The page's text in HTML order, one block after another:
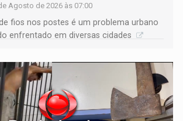
Agosto de 2026 às 07:00
fios nos postes é um problema urbano
enfrentado em diversas cidades